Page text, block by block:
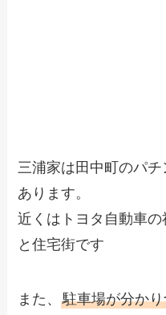
三浦家は田中町のパ
あります。
近くはトヨタ自動車
と住宅街です
また、駐車場が分か